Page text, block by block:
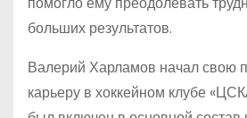
больших результатов.
Валерий Харламов начал свою
карьеру в хоккейном клубе